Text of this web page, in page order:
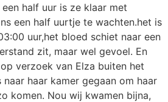
half uur is ze klaar met
een half uurtje te wachten.het is
uur,het bloed schiet naar een
zit, maar wel gevoel. En
verzoek van Elza buiten het
haar kamer gegaan om haar
komen. Nou wij kwamen bijna,